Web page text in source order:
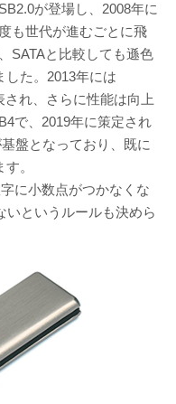
が登場し、2008年に
も世代が進むごとに飛
SATAと比較しても遜色
た。2013年には
れ、さらに性能は向上
で、2019年に策定され
盤となっており、既に
。
に小数点がつかなくな
いというルールも決めら